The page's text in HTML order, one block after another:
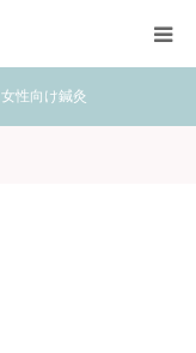
女性向け鍼灸